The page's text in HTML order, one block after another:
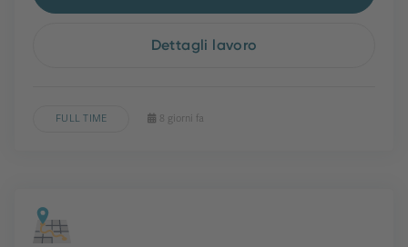
Dettagli lavoro
FULL TIME 8 giorni fa